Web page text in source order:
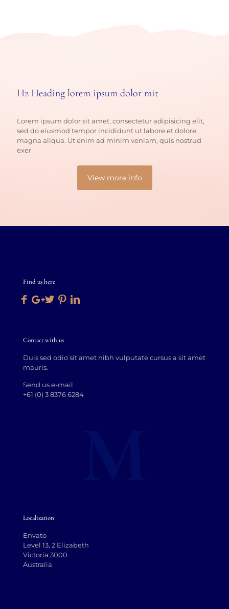
H2 Heading lorem ipsum dolor mit
Lorem ipsum dolor sit amet, consectetur adipisicing elit,
sed do eiusmod tempor incididunt ut labore et dolore
magna aliqua. Ut enim ad minim veniam, quis nostrud
exer
View more info
Find us here
Contact with us
Duis sed odio sit amet nibh vulputate cursus a sit amet
mauris.
Send us e-mail
+61 (0) 3 8376 6284
Localization
Envato
Level 13, 2 Elizabeth
Victoria 3000
Australia